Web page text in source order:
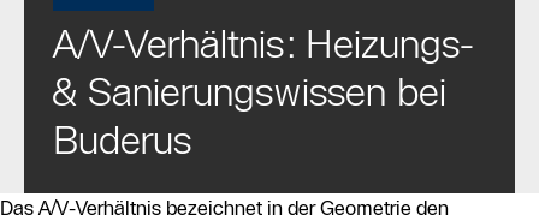
A/V-Verhältnis: Heizungs-
& Sanierungswissen bei
Buderus
Das A/V-Verhältnis bezeichnet in der Geometrie den